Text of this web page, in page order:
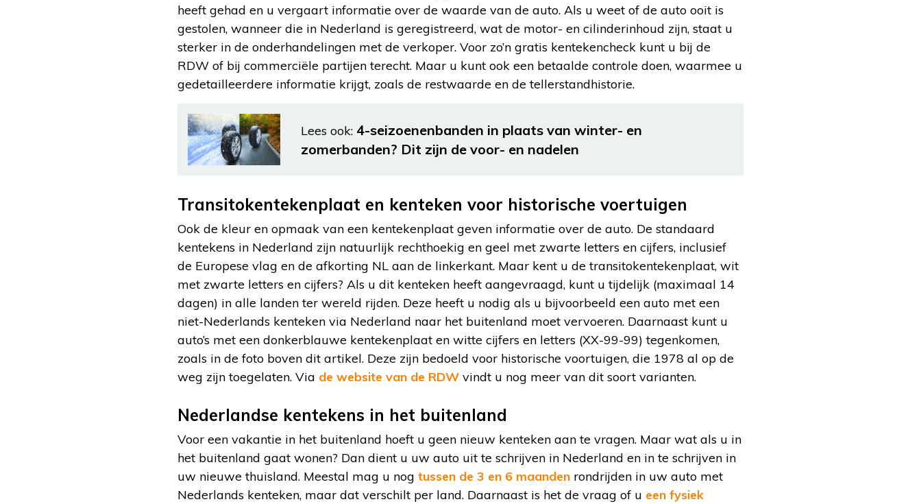
heeft gehad en u vergaart informatie over de waarde van de auto. Als u weet of de auto ooit is
gestolen, wanneer die in Nederland is geregistreerd, wat de motor- en cilinderinhoud zijn, staat u
sterker in de onderhandelingen met de verkoper. Voor zo’n gratis kentekencheck kunt u bij de
RDW of bij commerciële partijen terecht. Maar u kunt ook een betaalde controle doen, waarmee u
gedetailleerdere informatie krijgt, zoals de restwaarde en de tellerstandhistorie.
Lees ook: 4-seizoenenbanden in plaats van winter- en
zomerbanden? Dit zijn de voor- en nadelen
Transitokentekenplaat en kenteken voor historische voertuigen
Ook de kleur en opmaak van een kentekenplaat geven informatie over de auto. De standaard
kentekens in Nederland zijn natuurlijk rechthoekig en geel met zwarte letters en cijfers, inclusief
de Europese vlag en de afkorting NL aan de linkerkant. Maar kent u de transitokentekenplaat, wit
met zwarte letters en cijfers? Als u dit kenteken heeft aangevraagd, kunt u tijdelijk (maximaal 14
dagen) in alle landen ter wereld rijden. Deze heeft u nodig als u bijvoorbeeld een auto met een
niet-Nederlands kenteken via Nederland naar het buitenland moet vervoeren. Daarnaast kunt u
auto’s met een donkerblauwe kentekenplaat en witte cijfers en letters (XX-99-99) tegenkomen,
zoals in de foto boven dit artikel. Deze zijn bedoeld voor historische voortuigen, die 1978 al op de
weg zijn toegelaten. Via de website van de RDW vindt u nog meer van dit soort varianten.
Nederlandse kentekens in het buitenland
Voor een vakantie in het buitenland hoeft u geen nieuw kenteken aan te vragen. Maar wat als u in
het buitenland gaat wonen? Dan dient u uw auto uit te schrijven in Nederland en in te schrijven in
uw nieuwe thuisland. Meestal mag u nog tussen de 3 en 6 maanden rondrijden in uw auto met
Nederlands kenteken, maar dat verschilt per land. Daarnaast is het de vraag of u een fysiek